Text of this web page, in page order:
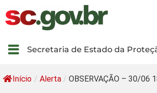
Secretaria de Estado da
Início / Alerta / OBSERVAÇÃO – 30/06